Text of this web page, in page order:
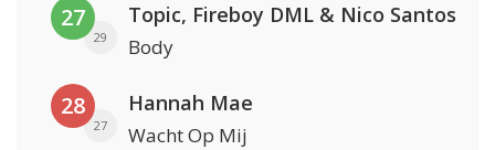
27
29
Topic, Fireboy DML & Nico Santos
Body
28
27
Hannah Mae
Wacht Op Mij